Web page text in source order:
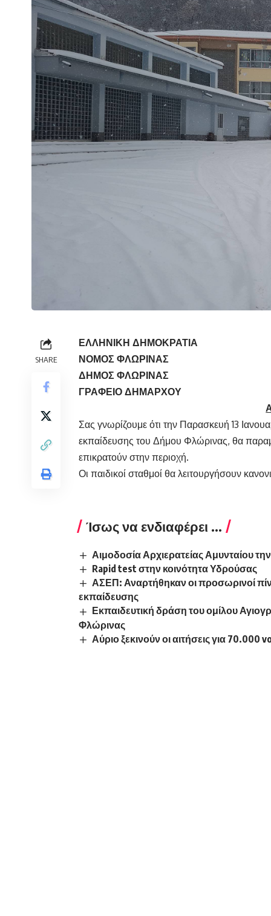
SHARE
ΕΛΛΗΝΙΚΗ ΔΗΜΟΚΡΑΤΙΑ
ΝΟΜΟΣ
ΔΗΜΟΣ
ΓΡΑΦΕΙΟ ΔΗΜΑΡΧΟΥ
Σας γνωρίζουμε ότι την Παρασκευή 13
εκπαίδευσης του Δήμου Φλώρινας, θα
επικρατούν στην περιοχή.
Οι παιδικοί σταθμοί θα λειτουργήσουν
Ίσως να ενδιαφέρει ...
Αιμοδοσία Αρχιερατείας Αμυνταίου
Rapid test στην κοινότητα Υδρούσας
ΑΣΕΠ: Αναρτήθηκαν οι προσωρινοί
εκπαίδευσης
Εκπαιδευτική δράση του ομίλου
Φλώρινας
Αύριο ξεκινούν οι αιτήσεις για